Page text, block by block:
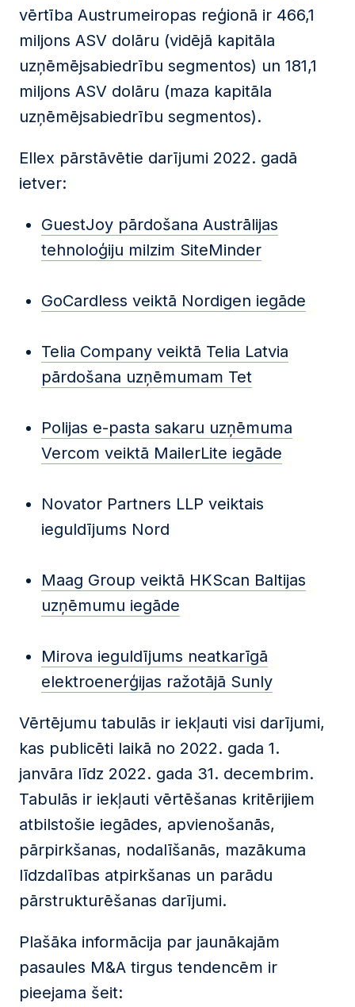
vērtība Austrumeiropas reģionā ir 466,1
miljons ASV dolāru (vidējā kapitāla
uzņēmējsabiedrību segmentos) un 181,1
miljons ASV dolāru (maza kapitāla
uzņēmējsabiedrību segmentos).
Ellex pārstāvētie darījumi 2022. gadā
ietver:
GuestJoy pārdošana Austrālijas
tehnoloģiju milzim SiteMinder
GoCardless veiktā Nordigen iegāde
Telia Company veiktā Telia Latvia
pārdošana uzņēmumam Tet
Polijas e-pasta sakaru uzņēmuma
Vercom veiktā MailerLite iegāde
Novator Partners LLP veiktais
ieguldījums Nord
Maag Group veiktā HKScan Baltijas
uzņēmumu iegāde
Mirova ieguldījums neatkarīgā
elektroenerģijas ražotājā Sunly
Vērtējumu tabulās ir iekļauti visi darījumi,
kas publicēti laikā no 2022. gada 1.
janvāra līdz 2022. gada 31. decembrim.
Tabulās ir iekļauti vērtēšanas kritērijiem
atbilstošie iegādes, apvienošanās,
pārpirkšanas, nodalīšanās, mazākuma
līdzdalības atpirkšanas un parādu
pārstrukturēšanas darījumi.
Plašāka informācija par jaunākajām
pasaules M&A tirgus tendencēm ir
pieejama šeit: